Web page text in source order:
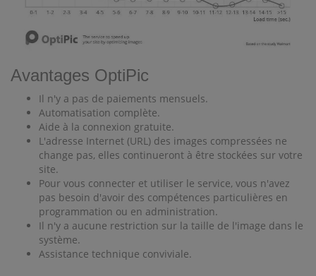
Avantages OptiPic
Il n'y a pas de paiements mensuels.
Automatisation complète.
Aide à la connexion gratuite.
L'adresse Internet (URL) des images compressées ne
change pas, elles continueront à être stockées sur votre
site.
Pour vous connecter et utiliser le service, vous n'avez
pas besoin d'avoir des compétences particulières en
programmation ou en administration.
Il n'y a aucune restriction sur la taille de l'image dans le
système.
Assistance technique conviviale.